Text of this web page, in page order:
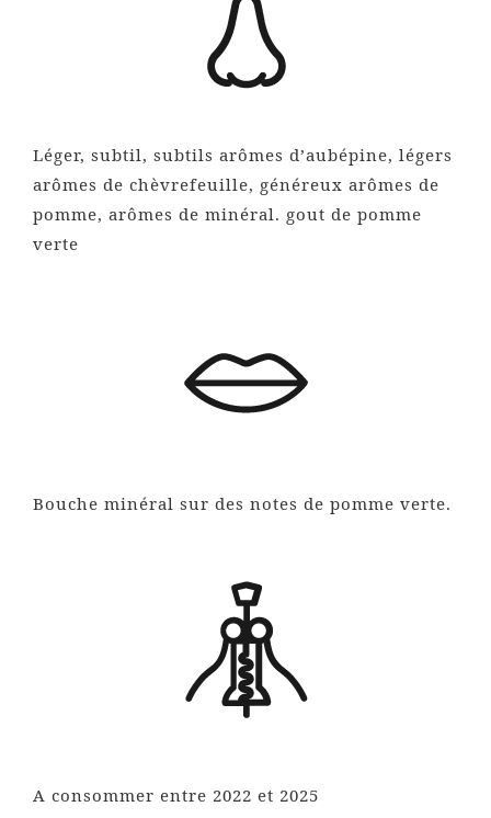
Léger, subtil, subtils arômes d’aubépine, légers
arômes de chèvrefeuille, généreux arômes de
pomme, arômes de minéral. gout de pomme
verte
Bouche minéral sur des notes de pomme verte.
A consommer entre 2022 et 2025